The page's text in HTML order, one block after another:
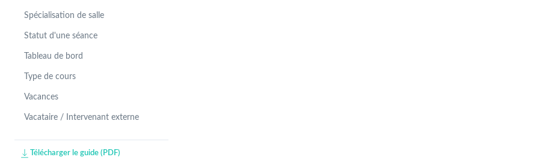
Spécialisation de salle
Statut d'une séance
Tableau de bord
Type de cours
Vacances
Vacataire / Intervenant externe
Télécharger le guide (PDF)